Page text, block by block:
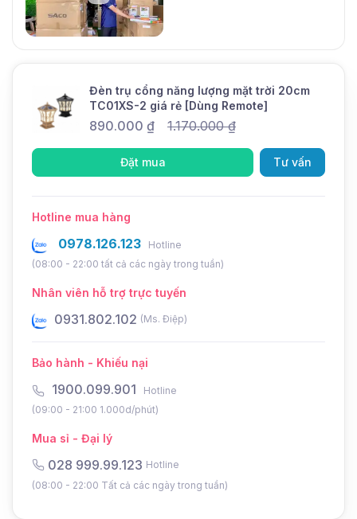
Đặc điểm của đèn
Phù hợp nhiều không gian
Đèn trụ cổng năng lượng mặt trời TC01-2 có nhiều
sản phẩm phù hợp với không gian, vị trí lắp đặt.
Tuỳ vào màu sắc của trụ tường vào và kích thước
của bệ trụ mà bạn có thể lựa chọn sản phẩm phù
hợp với nhu cầu.
Màu mạ đèn sẽ có 02 loại màu mạ là : vàng đồng
Đèn trụ cổng năng lượng mặt trời 20cm
TC01XS-2 giá rẻ [Dùng Remote]
890.000 ₫ 1.170.000₫
Đặt mua Tư vấn
Hotline mua hàng
0978.126.123
Hotline
(08:00 - 22:00 tất cả các ngày trong tuần)
Nhân viên hỗ trợ trực tuyến
0931.802.102 (Ms. Điệp)
Bảo hành - Khiếu nại
1900.099.901
Hotline
(09:00 - 21:00 1.000d/phút)
Mua sỉ - Đại lý
028 999.99.123 Hotline
(08:00 - 22:00 Tất cả các ngày trong tuần)